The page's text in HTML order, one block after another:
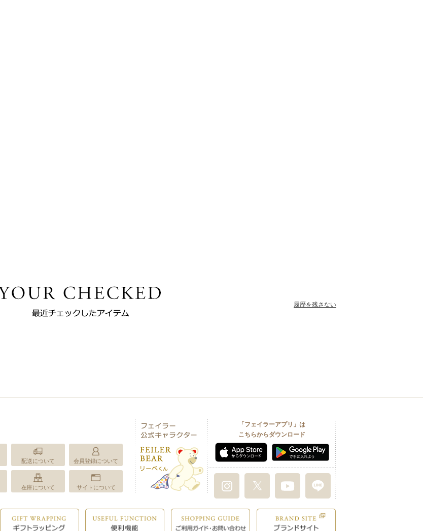
履歴を残さない
配送について 会員登録について
在庫について サイトについて
「フェイラーアプリ」は
こちらからダウンロード